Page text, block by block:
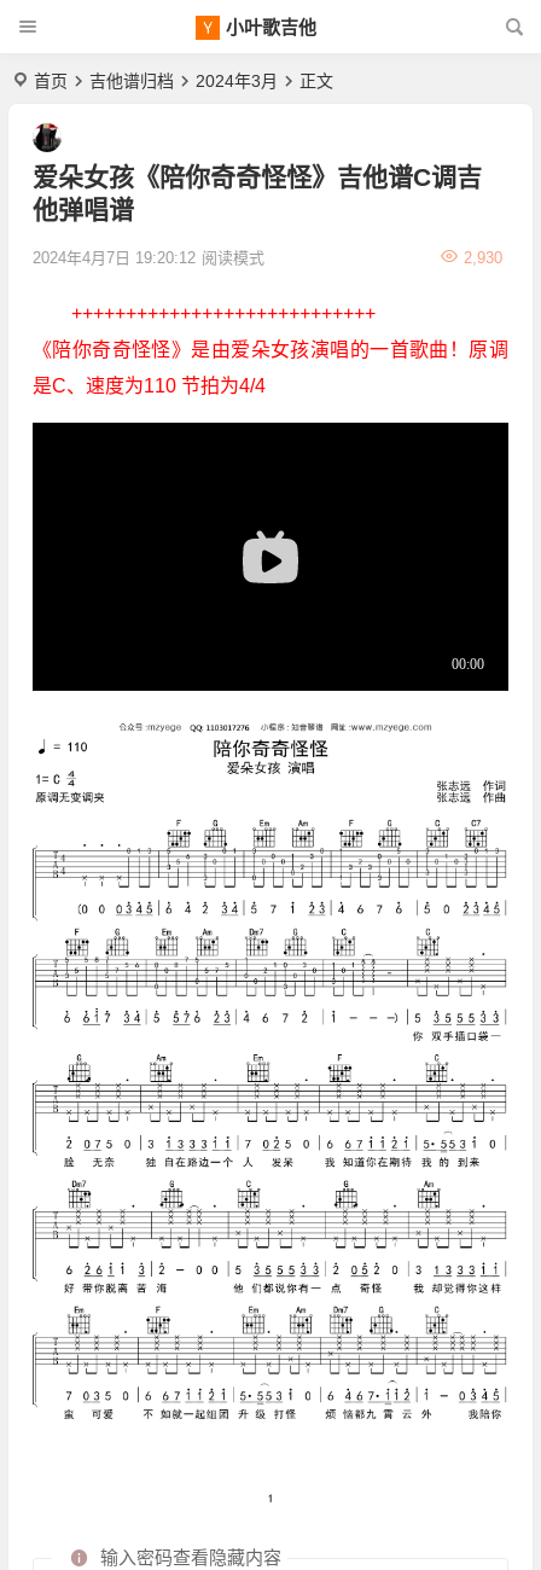
小叶歌吉他
首页 吉他谱归档 2024年3月 正文
爱朵女孩《陪你奇奇怪怪》吉他谱C调吉
他弹唱谱
2024年4月7日 19:20:12 2,930
阅读模式
++++++++++++++++++++++++++++
《陪你奇奇怪怪》是由爱朵女孩演唱的一首歌曲！原调
是C、速度为110 节拍为4/4
输入密码查看隐藏内容